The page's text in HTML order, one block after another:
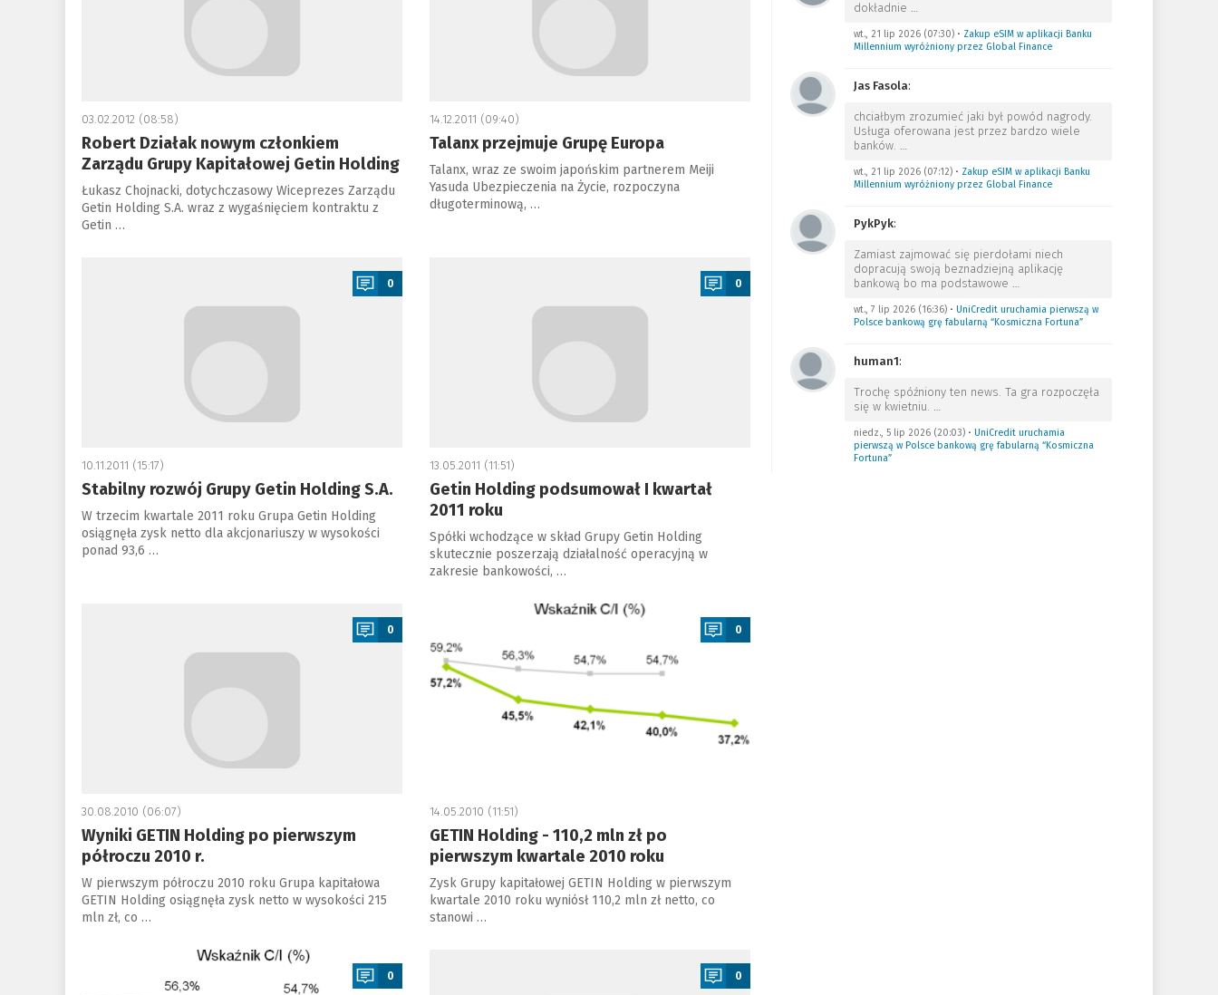
03.02.2012 (08:58)
Robert Działak nowym członkiem
Zarządu Grupy Kapitałowej Getin Holding
Łukasz Chojnacki, dotychczasowy Wiceprezes Zarządu
Getin Holding S.A. wraz z wygaśnięciem kontraktu z
Getin …
14.12.2011 (09:40)
Talanx przejmuje Grupę Europa
Talanx, wraz ze swoim japońskim partnerem Meiji
Yasuda Ubezpieczenia na Życie, rozpoczyna
długoterminową, …
0
10.11.2011 (15:17)
Stabilny rozwój Grupy Getin Holding S.A.
W trzecim kwartale 2011 roku Grupa Getin Holding
osiągnęła zysk netto dla akcjonariuszy w wysokości
ponad 93,6 …
0
13.05.2011 (11:51)
Getin Holding podsumował I kwartał
2011 roku
Spółki wchodzące w skład Grupy Getin Holding
skutecznie poszerzają działalność operacyjną w
zakresie bankowości, …
0
30.08.2010 (06:07)
Wyniki GETIN Holding po pierwszym
półroczu 2010 r.
W pierwszym półroczu 2010 roku Grupa kapitałowa
GETIN Holding osiągnęła zysk netto w wysokości 215
mln zł, co …
0
14.05.2010 (11:51)
GETIN Holding - 110,2 mln zł po
pierwszym kwartale 2010 roku
Zysk Grupy kapitałowej GETIN Holding w pierwszym
kwartale 2010 roku wyniósł 110,2 mln zł netto, co
stanowi …
0 0
dokładnie …
wt., 21 lip 2026 (07:30)• Zakup eSIM w aplikacji Banku
Millennium wyróżniony przez Global Finance
Jas Fasola:
chciałbym zrozumieć jaki był powód nagrody.
Usługa oferowana jest przez bardzo wiele
banków. …
wt., 21 lip 2026 (07:12)• Zakup eSIM w aplikacji Banku
Millennium wyróżniony przez Global Finance
PykPyk:
Zamiast zajmować się pierdołami niech
dopracują swoją beznadziejną aplikację
bankową bo ma podstawowe …
wt., 7 lip 2026 (16:36)• UniCredit uruchamia pierwszą w
Polsce bankową grę fabularną “Kosmiczna Fortuna”
human1:
Trochę spóźniony ten news. Ta gra rozpoczęła
się w kwietniu. …
niedz., 5 lip 2026 (20:03)• UniCredit uruchamia
pierwszą w Polsce bankową grę fabularną “Kosmiczna
Fortuna”